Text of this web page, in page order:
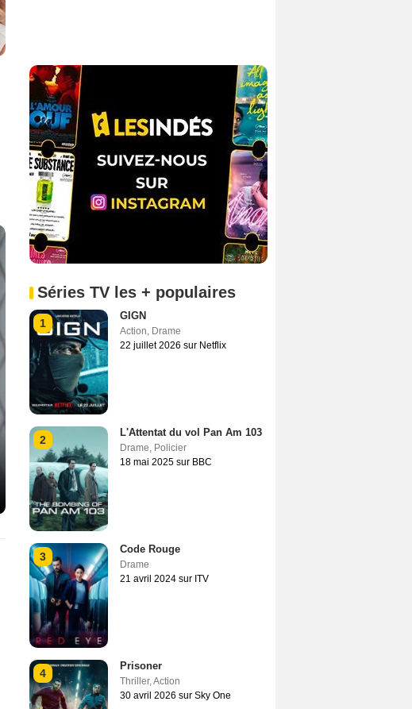
Séries TV les + populaires
1
GIGN
Action, Drame
22 juillet 2026 sur Netflix
2
L'Attentat du vol Pan Am 103
Drame, Policier
18 mai 2025 sur BBC
3
Code Rouge
Drame
21 avril 2024 sur ITV
4
Prisoner
Thriller,Action
30 avril 2026 sur Sky One